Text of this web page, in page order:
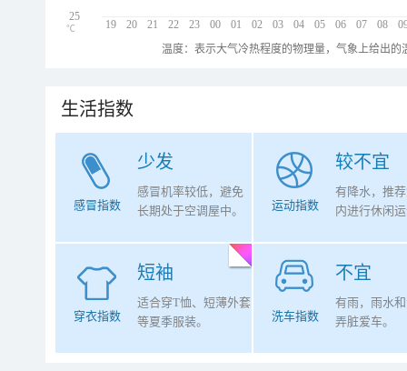
19 20 21 22 23 00 01 02 03 04 05 06 07 08
25
℃
温度：表示大气冷热程度的物理量，气象上给出
生活指数
少发
感冒指数
感冒机率较低，避免
长期处于空调屋中。
较不宜
运动指数
有降水，推
内进行休闲
短袖
穿衣指数
适合穿T恤、短薄外套
等夏季服装。
不宜
洗车指数
有雨，雨水
弄脏爱车。